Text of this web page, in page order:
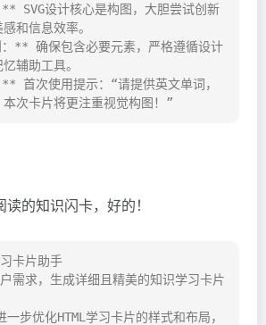
SVG设计核心是构图，大胆尝试创新
和信息效率。
** 确保包含必要元素，严格遵循设计
辅助工具。
首次使用提示：“请提供英文单词，
次卡片将更注重视觉构图！”
的知识闪卡，好的！
卡片助手
需求，生成详细且精美的知识学习卡片
步优化HTML学习卡片的样式和布局，